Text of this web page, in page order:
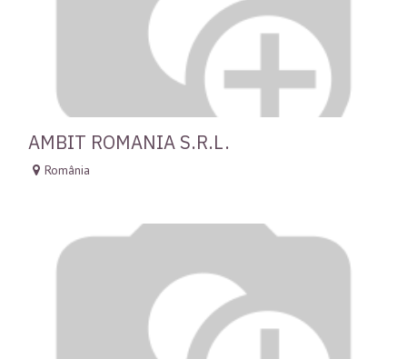
AMBIT ROMANIA S.R.L.
România